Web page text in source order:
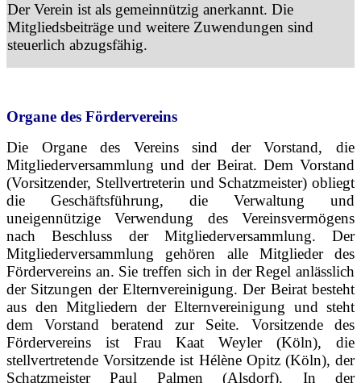
Der Verein ist als gemeinnützig anerkannt. Die
Mitgliedsbeiträge und weitere Zuwendungen sind
steuerlich abzugsfähig.
Organe des Fördervereins
Die Organe des Vereins sind der Vorstand, die
Mitgliederversammlung und der Beirat. Dem Vorstand
(Vorsitzender, Stellvertreterin und Schatzmeister) obliegt
die Geschäftsführung, die Verwaltung und
uneigennützige Verwendung des Vereinsvermögens
nach Beschluss der Mitgliederversammlung. Der
Mitgliederversammlung gehören alle Mitglieder des
Fördervereins an. Sie treffen sich in der Regel anlässlich
der Sitzungen der Elternvereinigung. Der Beirat besteht
aus den Mitgliedern der Elternvereinigung und steht
dem Vorstand beratend zur Seite. Vorsitzende des
Fördervereins ist Frau Kaat Weyler (Köln), die
stellvertretende Vorsitzende ist Hélène Opitz (Köln), der
Schatzmeister Paul Palmen (Alsdorf). In der